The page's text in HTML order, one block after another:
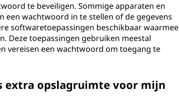
te beveiligen. Sommige apparaten en
wachtwoord in te stellen of de gegevens
softwaretoepassingen beschikbaar waarmee
Deze toepassingen gebruiken meestal
vereisen een wachtwoord om toegang te
extra opslagruimte voor mijn